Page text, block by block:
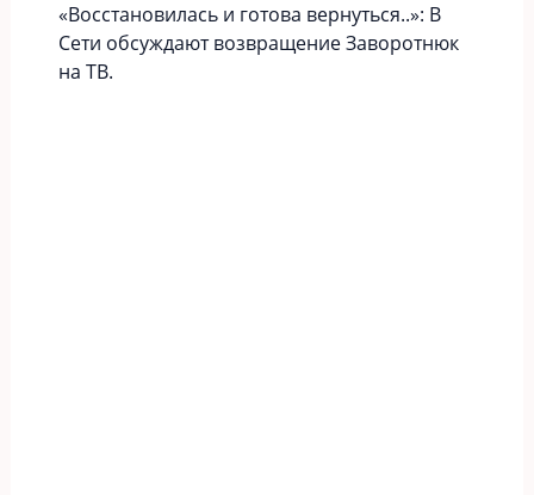
«Вoccтaновилась и готова вернуться..»: В
Сети обсуждают возвращение Заворотнюк
на ТВ.